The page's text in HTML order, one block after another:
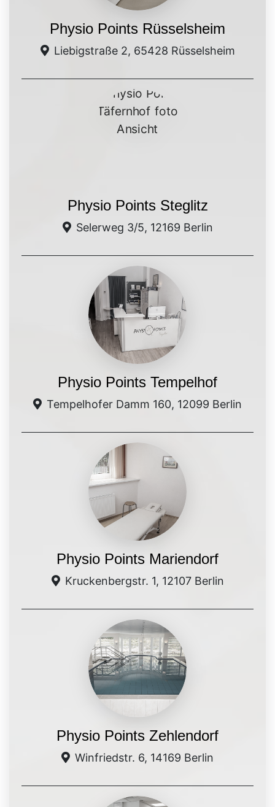
Physio Points Rüsselsheim
Liebigstraße 2, 65428 Rüsselsheim
Physio Points Steglitz
Selerweg 3/5, 12169 Berlin
Physio Points Tempelhof
Tempelhofer Damm 160, 12099 Berlin
Physio Points Mariendorf
Kruckenbergstr. 1, 12107 Berlin
Physio Points Zehlendorf
Winfriedstr. 6, 14169 Berlin